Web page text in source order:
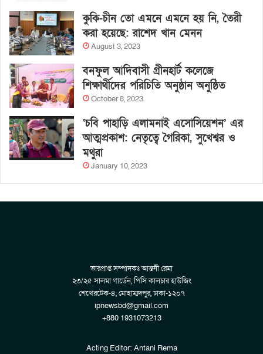
কুকি-চীন তো এমনে এমনে হয় নি, তৈরী
করা হয়েছে: রাশেদ খান মেনন
August 3, 2023
বনফুল আদিবাসী গ্রীনহার্ট কলেজে
শিক্ষার্থীদের পরিচিতি অনুষ্ঠান অনুষ্ঠিত
October 8, 2023
‘চবি পাহাড়ি এলামনাই এসোসিয়েশন’ এর
আত্মপ্রকাশ: নেতৃত্বে গৈরিকা, সুখেশ্বর ও
মথুরা
January 10, 2023
ভারপ্রাপ্ত সম্পাদকঃ আন্তনী রেমা
২৩/২৫ সালমা গার্ডেন, পিসি কালচার হাউজিং
শেখেরটেক-৪, মোহাম্মদপুর, ঢাকা-১২০৭
ipnewsbd@gmail.com
+880 1931073213
Acting Editor: Antani Rema